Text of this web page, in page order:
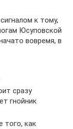
к тому,
Юсуповской
вовремя, в
сразу
гнойник
того, как